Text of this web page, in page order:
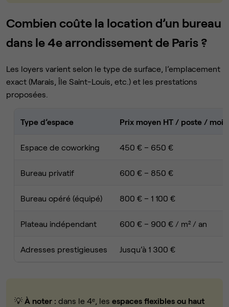
Combien coûte la location d’un bureau
dans le 4e arrondissement de Paris ?
Les loyers varient selon le type de surface, l’emplacement
exact (Marais, Île Saint-Louis, etc.) et les prestations
proposées.
Type d’espace Prix moyen HT / poste / mois
Espace de coworking 450 € – 650 €
Bureau privatif 600 € – 850 €
Bureau opéré (équipé) 800 € – 1 100 €
Plateau indépendant 600 € – 900 € / m² / an
Adresses prestigieuses Jusqu’à 1 300 €
💡 À noter : dans le 4ᵉ, les espaces flexibles ou haut